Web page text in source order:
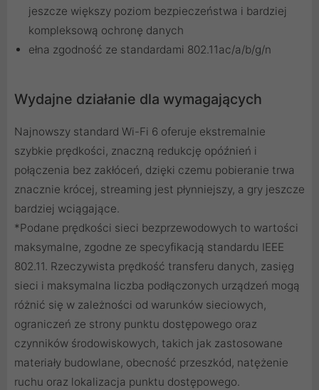
jeszcze większy poziom bezpieczeństwa i bardziej
kompleksową ochronę danych
ełna zgodność ze standardami 802.11ac/a/b/g/n
Wydajne działanie dla wymagających
Najnowszy standard Wi-Fi 6 oferuje ekstremalnie
szybkie prędkości, znaczną redukcję opóźnień i
połączenia bez zakłóceń, dzięki czemu pobieranie trwa
znacznie krócej, streaming jest płynniejszy, a gry jeszcze
bardziej wciągające.
*Podane prędkości sieci bezprzewodowych to wartości
maksymalne, zgodne ze specyfikacją standardu IEEE
802.11. Rzeczywista prędkość transferu danych, zasięg
sieci i maksymalna liczba podłączonych urządzeń mogą
różnić się w zależności od warunków sieciowych,
ograniczeń ze strony punktu dostępowego oraz
czynników środowiskowych, takich jak zastosowane
materiały budowlane, obecność przeszkód, natężenie
ruchu oraz lokalizacja punktu dostępowego.